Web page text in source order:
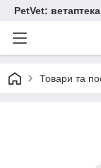
PetVet:
Товари та